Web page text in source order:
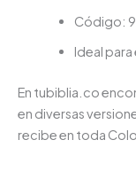
Código:
Ideal
En tubiblia.co
en diversas
recibe en toda